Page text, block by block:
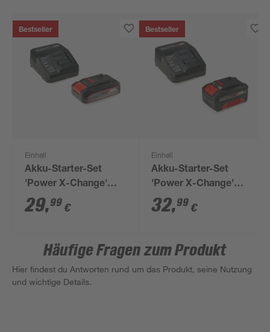
Bestseller
Einhell
Akku-Starter-Set
'Power X-Change'
Ladegerät und Akku
18 V 2,5 Ah
29,99 €
Bestseller
Einhell
Akku-Starter-Set
'Power X-Change'
Ladegerät und Akku
18 V, 4,0 Ah
32,99 €
Häufige Fragen zum Produkt
Hier findest du Antworten rund um das Produkt, seine Nutzung
und wichtige Details.